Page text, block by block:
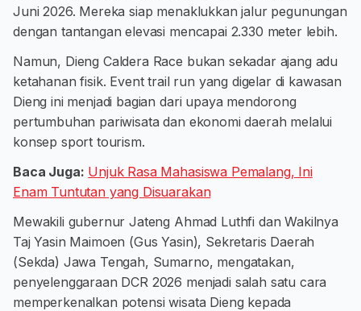
Juni 2026. Mereka siap menaklukkan jalur pegunungan
dengan tantangan elevasi mencapai 2.330 meter lebih.
Namun, Dieng Caldera Race bukan sekadar ajang adu
ketahanan fisik. Event trail run yang digelar di kawasan
Dieng ini menjadi bagian dari upaya mendorong
pertumbuhan pariwisata dan ekonomi daerah melalui
konsep sport tourism.
Baca Juga: Unjuk Rasa Mahasiswa Pemalang, Ini
Enam Tuntutan yang Disuarakan
Mewakili gubernur Jateng Ahmad Luthfi dan Wakilnya
Taj Yasin Maimoen (Gus Yasin), Sekretaris Daerah
(Sekda) Jawa Tengah, Sumarno, mengatakan,
penyelenggaraan DCR 2026 menjadi salah satu cara
memperkenalkan potensi wisata Dieng kepada